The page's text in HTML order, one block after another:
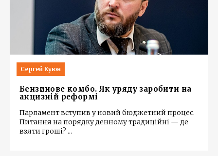
Сергей Куюн
Бензинове комбо. Як уряду заробити на
акцизній реформі
Парламент вступив у новий бюджетний процес.
Питання на порядку денному традиційні — де
взяти гроші? ...